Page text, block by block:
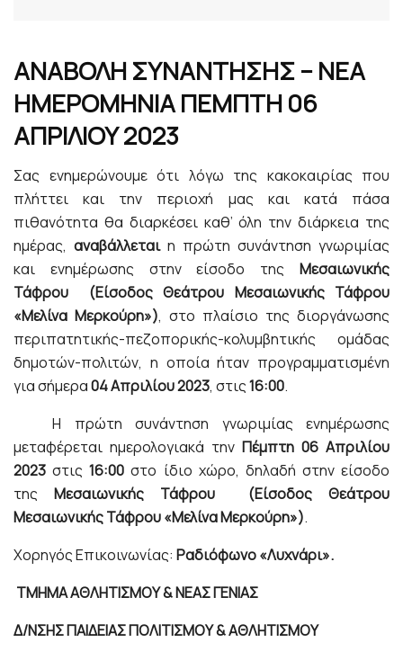
ΑΝΑΒΟΛΗ ΣΥΝΑΝΤΗΣΗΣ – ΝΕΑ
ΗΜΕΡΟΜΗΝΙΑ ΠΕΜΠΤΗ 06
ΑΠΡΙΛΙΟΥ 2023
Σας ενημερώνουμε ότι λόγω της κακοκαιρίας που
πλήττει και την περιοχή μας και κατά πάσα
πιθανότητα θα διαρκέσει καθ’ όλη την διάρκεια της
ημέρας, αναβάλλεταιη πρώτη συνάντηση γνωριμίας
και ενημέρωσης στην είσοδο της Μεσαιωνικής
Τάφρου (Είσοδος Θεάτρου Μεσαιωνικής Τάφρου
«Μελίνα Μερκούρη»), στο πλαίσιο της διοργάνωσης
περιπατητικής-πεζοπορικής-κολυμβητικής ομάδας
δημοτών-πολιτών, η οποία ήταν προγραμματισμένη
για σήμερα04 Απριλίου 2023, στις16:00.
Η πρώτη συνάντηση γνωριμίας ενημέρωσης
μεταφέρεται ημερολογιακά την Πέμπτη 06 Απριλίου
2023 στις16:00 στο ίδιο χώρο, δηλαδή στην είσοδο
τηςΜεσαιωνικής Τάφρου (Είσοδος Θεάτρου
Μεσαιωνικής Τάφρου «Μελίνα Μερκούρη»).
Χορηγός Επικοινωνίας: Ραδιόφωνο «Λυχνάρι».
ΤΜΗΜΑ ΑΘΛΗΤΙΣΜΟΥ & ΝΕΑΣ ΓΕΝΙΑΣ
Δ/ΝΣΗΣ ΠΑΙΔΕΙΑΣ ΠΟΛΙΤΙΣΜΟΥ & ΑΘΛΗΤΙΣΜΟΥ